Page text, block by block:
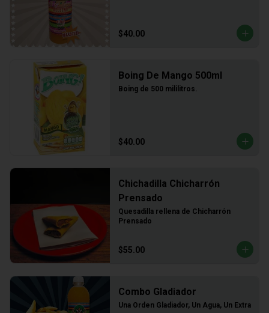
$40.00
Boing De Mango 500ml
Boing de 500 mililitros.
$40.00
Chichadilla Chicharrón
Prensado
Quesadilla rellena de Chicharrón
Prensado
$55.00
Combo Gladiador
Una Orden Gladiador, Un Agua, Un Extra